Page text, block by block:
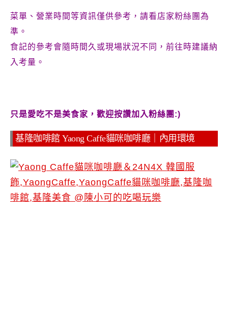
菜單、營業時間等資訊僅供參考，請看店家粉絲團為
準。
食記的參考會隨時間久或現場狀況不同，前往時建議納
入考量。
只是愛吃不是美食家，歡迎按讚加入粉絲團:)
基隆咖啡館 Yaong Caffe貓咪咖啡廳｜內用環境